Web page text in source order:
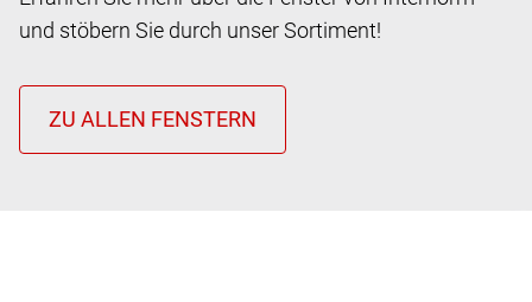
und stöbern Sie durch unser Sortiment!